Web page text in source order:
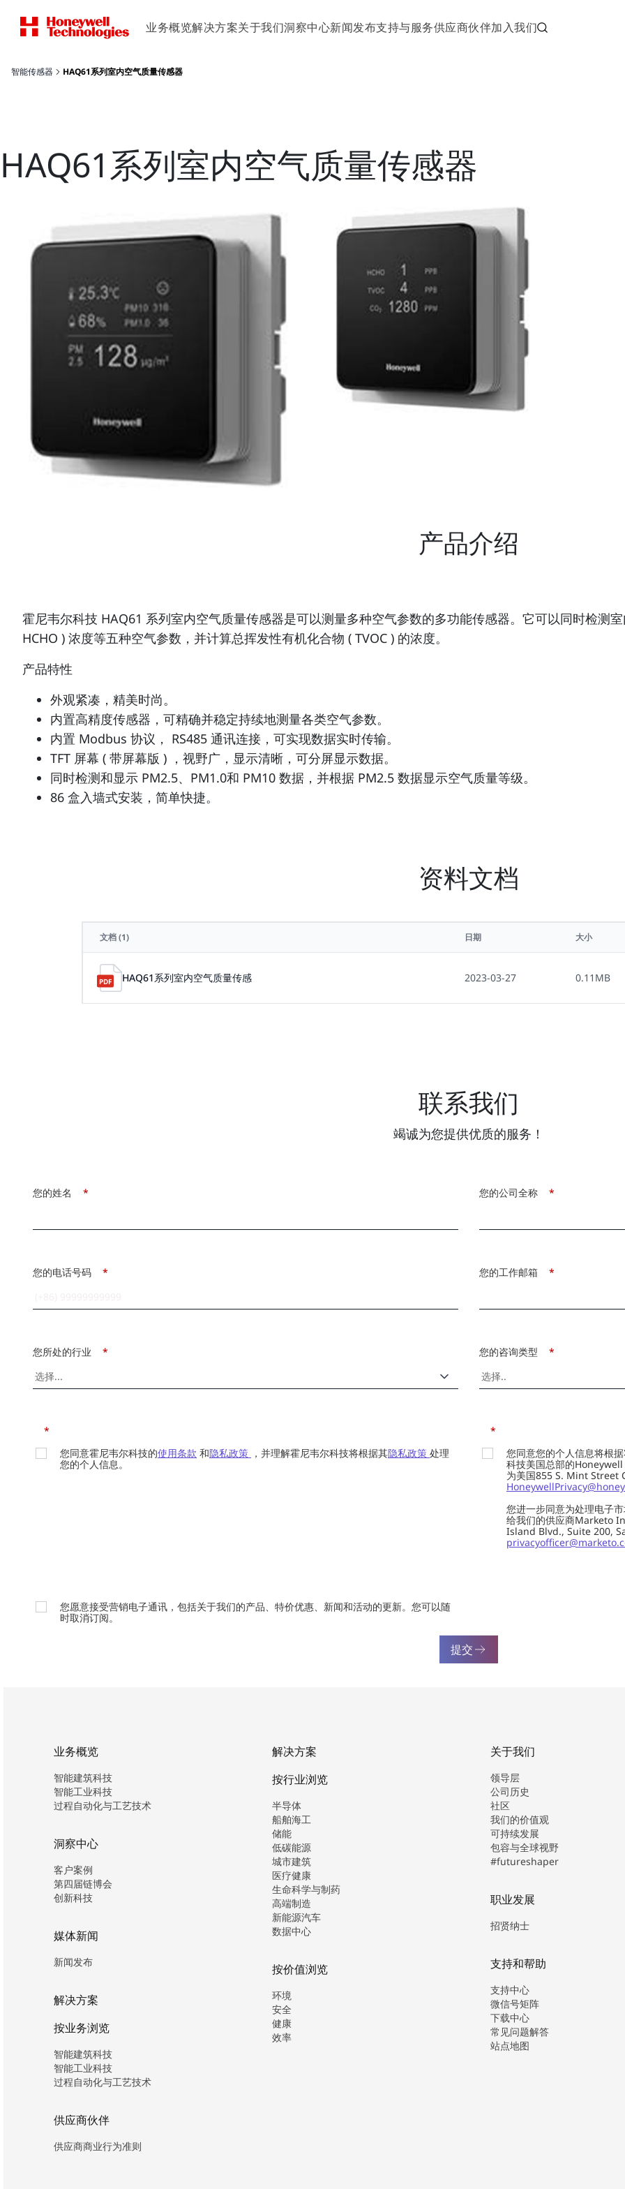
业务概览解决方案关于我们洞察中心新闻发布支持与服务供应商伙伴加入我们
智能传感器 HAQ61系列室内空气质量传感器
HAQ61系列室内空气质量传感器
产品介绍
霍尼韦尔科技 HAQ61 系列室内空气质量传感器是可以测量多种空气参数的多功能传感器。它可以同时检测
HCHO ) 浓度等五种空气参数，并计算总挥发性有机化合物 ( TVOC ) 的浓度。
产品特性
外观紧凑，精美时尚。
内置高精度传感器，可精确并稳定持续地测量各类空气参数。
内置 Modbus 协议， RS485 通讯连接，可实现数据实时传输。
TFT 屏幕 ( 带屏幕版 ) ，视野广，显示清晰，可分屏显示数据。
同时检测和显示 PM2.5、PM1.0和 PM10 数据，并根据 PM2.5 数据显示空气质量等级。
86 盒入墙式安装，简单快捷。
资料文档
文档(1) 日期 大小
HAQ61系列室内空气质量传感 2023-03-27 0.11MB
联系我们
竭诚为您提供优质的服务！
*
您的姓名 *
您的公司全称
*
您的电话号码 *
您的工作邮箱
*
您所处的行业 *
您的咨询类型
*
您同意霍尼韦尔科技的使用条款 和隐私政策 ，并理解霍尼韦尔科技将根据其隐私政策 处理
您的个人信息。
*
您同意您的个人信息将根
科技美国总部的
为美国855 S. Mint Street
您进一步同意为处理电子
给我们的供应商Marketo
Island Blvd., Suite 200,
您愿意接受营销电子通讯，包括关于我们的产品、特价优惠、新闻和活动的更新。您可以随
时取消订阅。
提交
业务概览
智能建筑科技
智能工业科技
过程自动化与工艺技术
洞察中心
客户案例
第四届链博会
创新科技
媒体新闻
新闻发布
解决方案
按业务浏览
智能建筑科技
智能工业科技
过程自动化与工艺技术
供应商伙伴
供应商商业行为准则
解决方案
按行业浏览
半导体
船舶海工
储能
低碳能源
城市建筑
医疗健康
生命科学与制药
高端制造
新能源汽车
数据中心
按价值浏览
环境
安全
健康
效率
关于我们
领导层
公司历史
社区
我们的价值观
可持续发展
包容与全球视野
#futureshaper
职业发展
招贤纳士
支持和帮助
支持中心
微信号矩阵
下载中心
常见问题解答
站点地图